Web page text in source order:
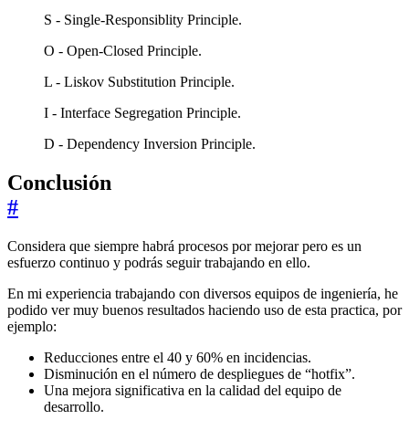
S - Single-Responsiblity Principle.
O - Open-Closed Principle.
L - Liskov Substitution Principle.
I - Interface Segregation Principle.
D - Dependency Inversion Principle.
Conclusión
#
Considera que siempre habrá procesos por mejorar pero es un
esfuerzo continuo y podrás seguir trabajando en ello.
En mi experiencia trabajando con diversos equipos de ingeniería, he
podido ver muy buenos resultados haciendo uso de esta practica, por
ejemplo:
Reducciones entre el 40 y 60% en incidencias.
Disminución en el número de despliegues de “hotfix”.
Una mejora significativa en la calidad del equipo de
desarrollo.